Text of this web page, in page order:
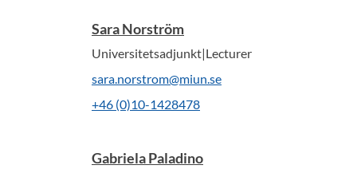
Sara Norström
Universitetsadjunkt|Lecturer
sara.norstrom@miun.se
+46 (0)10-1428478
Gabriela Paladino